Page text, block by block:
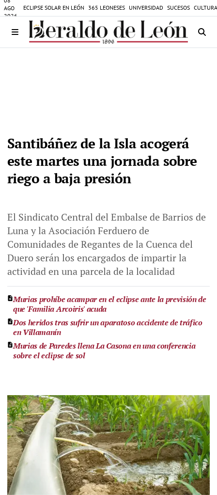
AGO
2026
ECLIPSE SOLAR EN LEÓN 365 LEONESES UNIVERSIDAD SUCESOS
Santibáñez de la Isla acogerá
este martes una jornada sobre
riego a baja presión
El Sindicato Central del Embalse de Barrios de
Luna y la Asociación Ferduero de
Comunidades de Regantes de la Cuenca del
Duero serán los encargados de impartir la
actividad en una parcela de la localidad
Murias prohíbe acampar en el eclipse ante la previsión de
que 'Familia Arcoiris' acuda
Dos heridos tras sufrir un aparatoso accidente de tráfico
en Villamanín
Murias de Paredes llena La Casona en una conferencia
sobre el eclipse de sol